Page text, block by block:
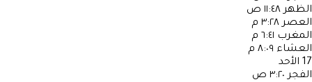
الظهر ١١:٤٨ ص
العصر ٣:٢٨ م
المغرب ٦:٤١ م
العشاء ٨:٠٩ م
17 الأحد
الفجر ٣:٢٠ ص